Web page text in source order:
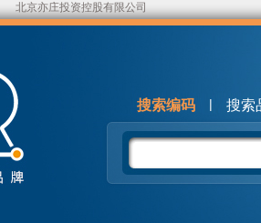
北京亦庄投资控股有限公司
搜索编码 | 搜索